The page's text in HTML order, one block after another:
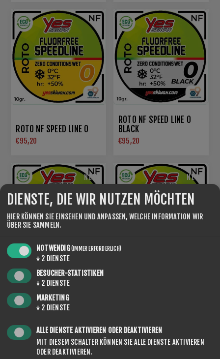
ROTO NF SPEED LINE 0
€95,20
ROTO NF SPEED LINE 0
BLACK
€95,20
NEW
ROTO NF SPEED LINE 10
€95,20
NEW
DIENSTE, DIE WIR NUTZEN MÖCHTEN
HIER KÖNNEN SIE EINSEHEN UND ANPASSEN, WELCHE INFORMATION WIR
ÜBER SIE SAMMELN.
NOTWENDIG(IMMER ERFORDERLICH)
↓ 2 DIENSTE
BESUCHER-STATISTIKEN
↓ 2 DIENSTE
MARKETING
↓ 2 DIENSTE
ALLE DIENSTE AKTIVIEREN ODER DEAKTIVIEREN
MIT DIESEM SCHALTER KÖNNEN SIE ALLE DIENSTE AKTIVIEREN
ODER DEAKTIVIEREN.